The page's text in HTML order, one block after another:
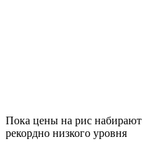
Пока цены на рис
рекордно низкого уровня